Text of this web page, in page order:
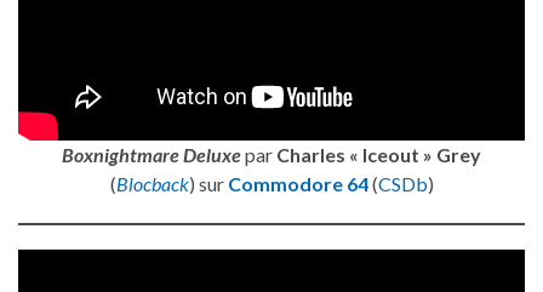
Boxnightmare Deluxepar Charles « Iceout » Grey
(Blocback) sur Commodore 64(CSDb)